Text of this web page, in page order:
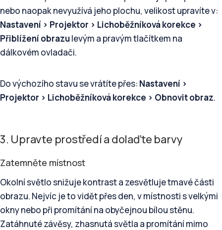
nebo naopak nevyužívá jeho plochu, velikost upravíte v:
Nastavení > Projektor > Lichoběžníková korekce >
Přiblížení obrazulevým a pravým tlačítkem na
dálkovém ovladači.
Do výchozího stavu se vrátíte přes: Nastavení >
Projektor > Lichoběžníková korekce > Obnovit obraz.
3. Upravte prostředí a dolaďte barvy
Zatemněte místnost
Okolní světlo snižuje kontrast a zesvětluje tmavé části
obrazu. Nejvíc je to vidět přes den, v místnosti s velkými
okny nebo při promítání na obyčejnou bílou stěnu.
Zatáhnuté závěsy, zhasnutá světla a promítání mimo